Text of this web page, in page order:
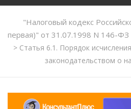
"Налоговый кодекс
первая)" от 31.07.1998 N 146-ФЗ
> Статья 6.1. Порядок
законодательством о